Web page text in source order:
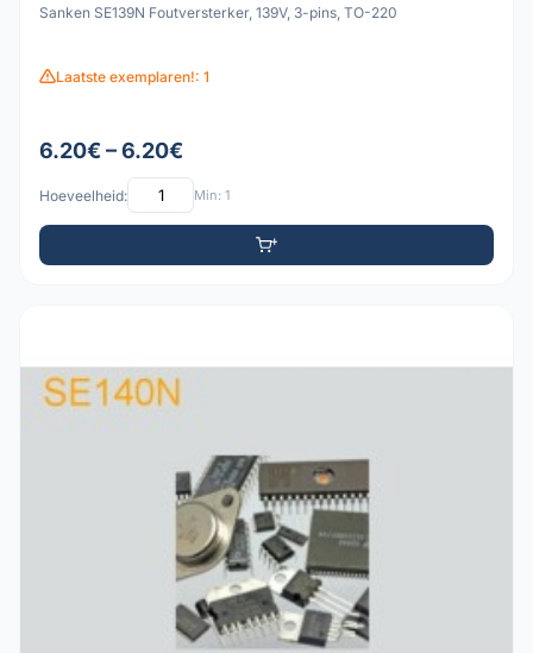
Sanken SE139N Foutversterker, 139V, 3-pins, TO-220
Laatste exemplaren!: 1
6.20€ – 6.20€
Hoeveelheid: Min: 1